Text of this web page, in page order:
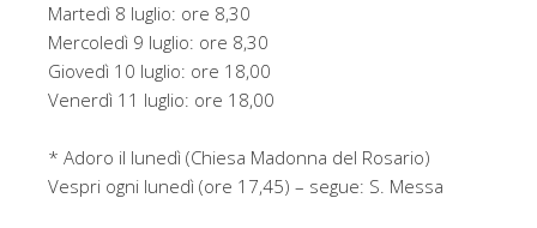
Martedì 8 luglio: ore 8,30
Mercoledì 9 luglio: ore 8,30
Giovedì 10 luglio: ore 18,00
Venerdì 11 luglio: ore 18,00
* Adoro il lunedì (Chiesa Madonna del Rosario)
Vespri ogni lunedì (ore 17,45) – segue: S. Messa